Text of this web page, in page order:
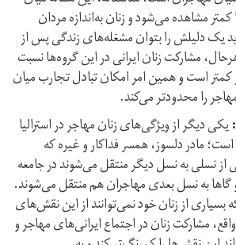
کمتر مشاهده می‌شود و زنان به‌اندازه مردان
یک دلیلش را بتوان مشغله‌های زندگی پس از
مشارکت زنان ایرانی در این گروه‌ها نسبت
است و همین امر امکان تبادل تجارب میان
را محدود‌تر می‌کند.
یکی دیگر از ویژگی‌های زنان مهاجر در استرالیا
مادر دلسوز، همسر فداکار و غیره که
نسلی به نسل دیگر منتقل می‌شوند در جامعه
گاها به نسل بعدی مهاجران هم منتقل می‌شوند.
از زنان خود نمی‌توانند از این نقش‌های
مشارکت زنان در اجتماع ایرانی‌های مهاجر و